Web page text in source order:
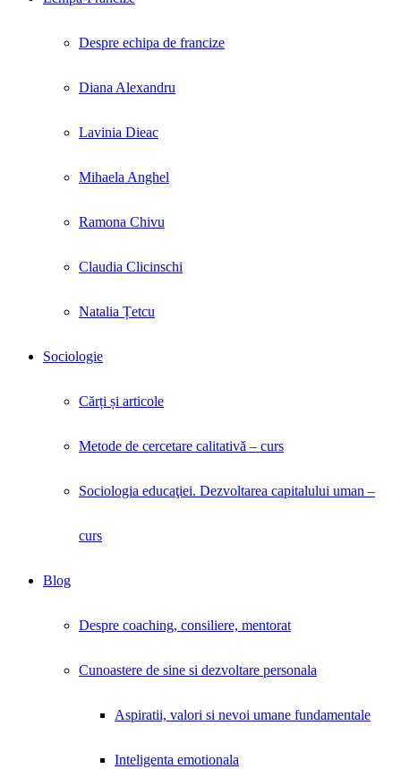
Despre echipa de francize
Diana Alexandru
Lavinia Dieac
Mihaela Anghel
Ramona Chivu
Claudia Clicinschi
Natalia Țetcu
Sociologie
Cărți și articole
Metode de cercetare calitativă – curs
Sociologia educaţiei. Dezvoltarea capitalului uman –
curs
Blog
Despre coaching, consiliere, mentorat
Cunoastere de sine si dezvoltare personala
Aspiratii, valori si nevoi umane fundamentale
Inteligenta emotionala